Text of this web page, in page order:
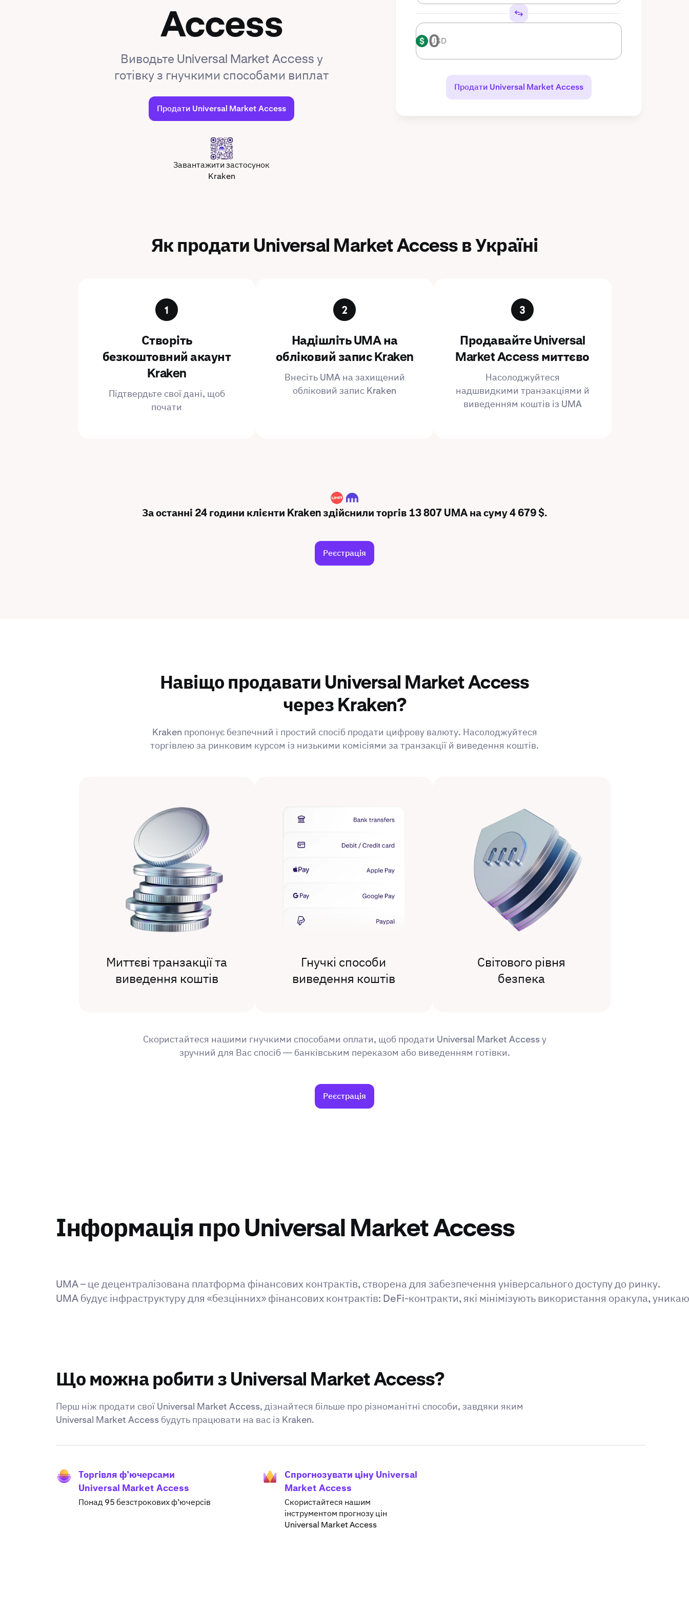
Access
Виводьте Universal Market Access у
готівку з гнучкими способами виплат
Продати Universal Market Access
Завантажити застосунок
Kraken
USD USD
Продати Universal Market Access
Як продати Universal Market Access в Україні
Створіть
безкоштовний акаунт
Kraken
Підтвердьте свої дані, щоб
почати
Надішліть UMA на
обліковий запис Kraken
Внесіть UMA на захищений
обліковий запис Kraken
Продавайте Universal
Market Access миттєво
Насолоджуйтеся
надшвидкими транзакціями й
виведенням коштів із UMA
UMA
За останні 24 години клієнти Kraken здійснили торгів 13 807 UMA на суму 4 679 $.
Реєстрація
Навіщо продавати Universal Market Access
через Kraken?
Kraken пропонує безпечний і простий спосіб продати цифрову валюту. Насолоджуйтеся
торгівлею за ринковим курсом із низькими комісіями за транзакції й виведення коштів.
Миттєві транзакції та
виведення коштів
Гнучкі способи
виведення коштів
Світового рівня
безпека
Скористайтеся нашими гнучкими способами оплати, щоб продати Universal Market Access у
зручний для Вас спосіб — банківським переказом або виведенням готівки.
Реєстрація
Інформація про Universal Market Access
UMA – це децентралізована платформа фінансових контрактів, створена для забезпечення універсального доступу до ринку.
Що можна робити з Universal Market Access?
Перш ніж продати свої Universal Market Access, дізнайтеся більше про різноманітні способи, завдяки яким
Universal Market Access будуть працювати на вас із Kraken.
Торгівля ф’ючерсами
Universal Market Access
Понад 95 безстрокових ф’ючерсів
Спрогнозувати ціну Universal
Market Access
Скористайтеся нашим
інструментом прогнозу цін
Universal Market Access